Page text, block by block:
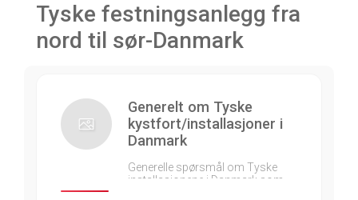
Tyske festningsanlegg fra
nord til sør-Danmark
Generelt om Tyske
kystfort/installasjoner i
Danmark
Generelle spørsmål om Tyske
installasjonene i Danmark som…